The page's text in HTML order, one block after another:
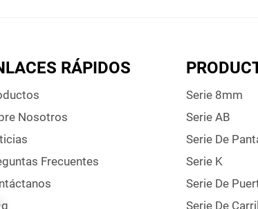
RÁPIDOS
Nosotros
Frecuentes
Serie 8mm
Serie AB
Serie De
Serie K
Serie De
Serie De